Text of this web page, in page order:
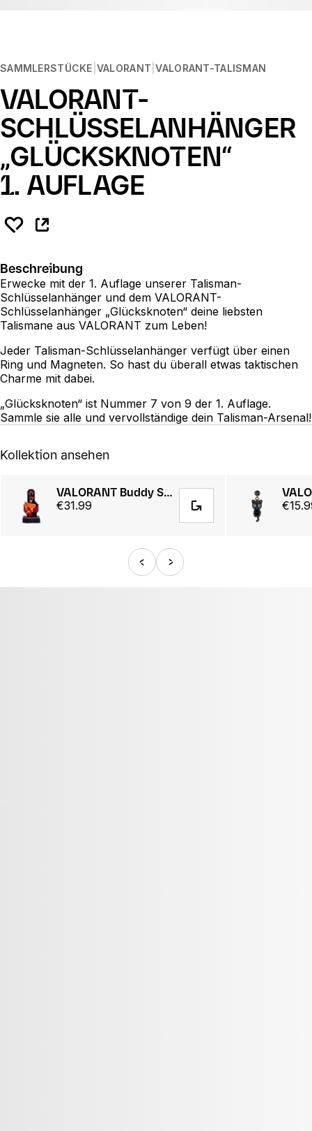
SAMMLERSTÜCKE VALORANT VALORANT-TALISMAN
VALORANT-
SCHLÜSSELANHÄNGER
„GLÜCKSKNOTEN“
1. AUFLAGE
Beschreibung
Erwecke mit der 1. Auflage unserer Talisman-
Schlüsselanhänger und dem VALORANT-
Schlüsselanhänger „Glücksknoten“ deine liebsten
Talismane aus VALORANT zum Leben!
Jeder Talisman-Schlüsselanhänger verfügt über einen
Ring und Magneten. So hast du überall etwas taktischen
Charme mit dabei.
„Glücksknoten“ ist Nummer 7 von 9 der 1. Auflage.
Sammle sie alle und vervollständige dein Talisman-Arsenal!
Kollektion ansehen
VALORANT Buddy Starter Kit Series 2
€31.99